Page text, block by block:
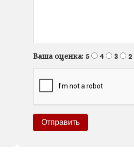
Ваша оценка: 5 4 3 2